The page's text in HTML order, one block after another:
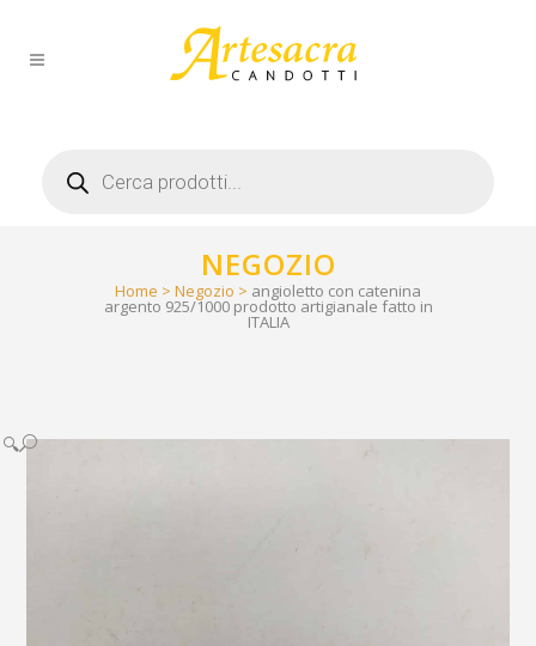
search
NEGOZIO
Home > Negozio > angioletto con catenina
argento 925/1000 prodotto artigianale fatto in
ITALIA
🔍